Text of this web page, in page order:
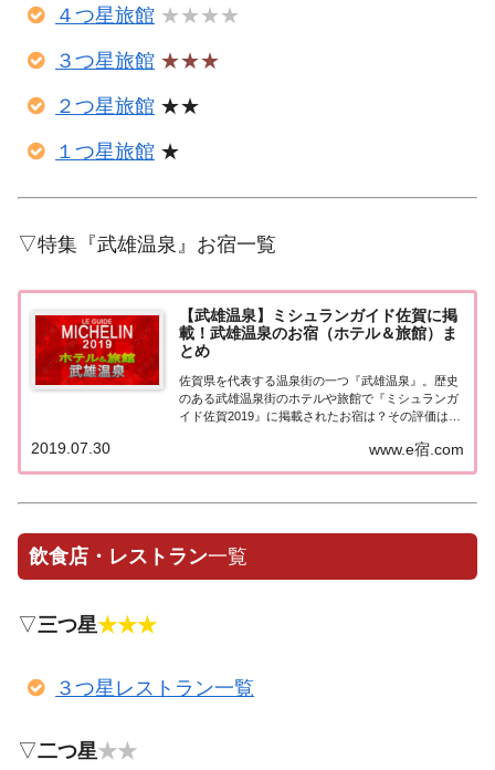
４つ星旅館 ★★★★
３つ星旅館 ★★★
２つ星旅館 ★★
１つ星旅館 ★
▽特集『武雄温泉』お宿一覧
【武雄温泉】ミシュランガイド佐賀に掲
載！武雄温泉のお宿（ホテル＆旅館）ま
とめ
佐賀県を代表する温泉街の一つ『武雄温泉』。歴史
のある武雄温泉街のホテルや旅館で『ミシュランガ
イド佐賀2019』に掲載されたお宿は？その評価は？
雄温泉］ミシュランガイド佐賀2019とは？2019年7
月13日に発売された「ミシュランガ...
www.e宿.com
2019.07.30
飲食店・レストラン一覧
▽三つ星★★★
３つ星レストラン一覧
▽二つ星★★